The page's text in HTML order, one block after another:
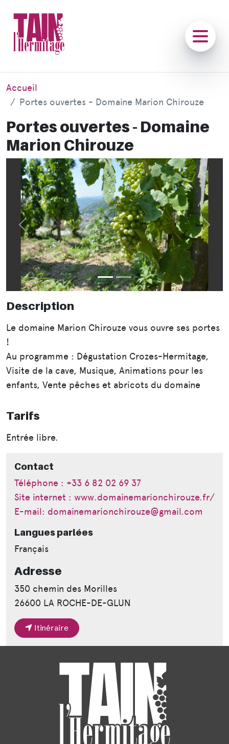
Accueil
Portes ouvertes - Domaine Marion Chirouze
Portes ouvertes - Domaine
Marion Chirouze
Précédent
Description
Le domaine Marion Chirouze vous ouvre ses portes
!
Au programme : Dégustation Crozes-Hermitage,
Visite de la cave, Musique, Animations pour les
enfants, Vente pêches et abricots du domaine
Tarifs
Entrée libre.
Contact
Téléphone : +33 6 82 02 69 37
Site internet : www.domainemarionchirouze.fr/
E-mail: domainemarionchirouze@gmail.com
Langues parlées
Français
Adresse
350 chemin des Morilles
26600 LA ROCHE-DE-GLUN
Itinéraire